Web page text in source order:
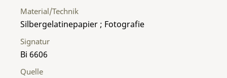
Material/Technik
Silbergelatinepapier ; Fotografie
Signatur
Bi 6606
Quelle